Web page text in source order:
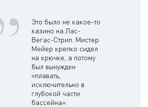
Это было не какое-то
казино на Лас-
Вегас-Стрип. Мистер
Мейер крепко сидел
на крючке, а потому
был вынужден
«плавать,
исключительно в
глубокой части
бассейна».